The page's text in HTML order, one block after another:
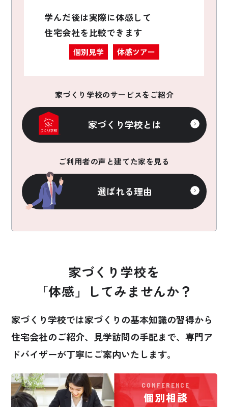
学んだ後は実際に体感して
住宅会社を比較できます
個別見学 体感ツアー
家づくり学校のサービスをご紹介
家づくり学校とは
ご利用者の声と建てた家を見る
選ばれる理由
家づくり学校を
「体感」してみませんか？
家づくり学校では家づくりの基本知識の習得から
住宅会社のご紹介、見学訪問の手配まで、 専門ア
ドバイザーが丁寧にご案内いたします。
CONFERENCE
個別相談